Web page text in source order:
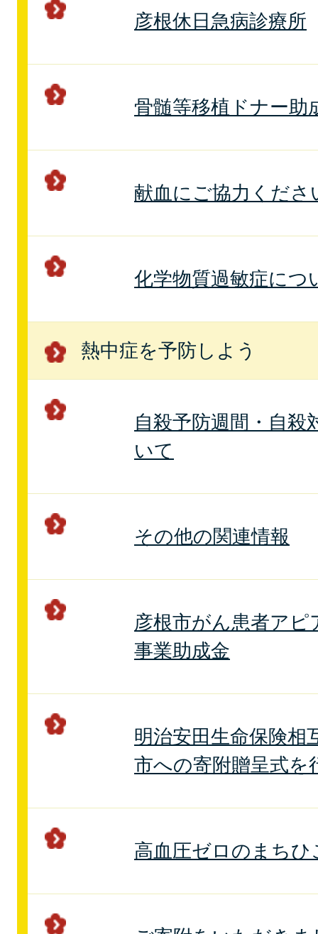
彦根休日急病診療所
骨髄等移植ドナー助
献血にご協力くださ
化学物質過敏症につ
熱中症を予防しよう
自殺予防週間・自殺
いて
その他の関連情報
彦根市がん患者ア
事業助成金
明治安田生命保険相
市への寄附贈呈式を
高血圧ゼロのまちひ